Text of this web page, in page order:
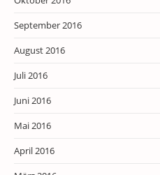
September 2016
August 2016
Juli 2016
Juni 2016
Mai 2016
April 2016